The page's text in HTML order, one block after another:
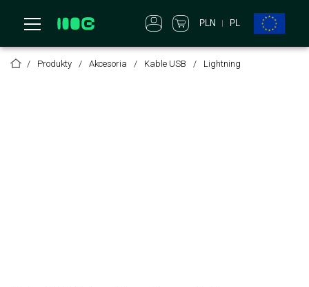
PLN PL
Produkty Akcesoria Kable USB Lightning